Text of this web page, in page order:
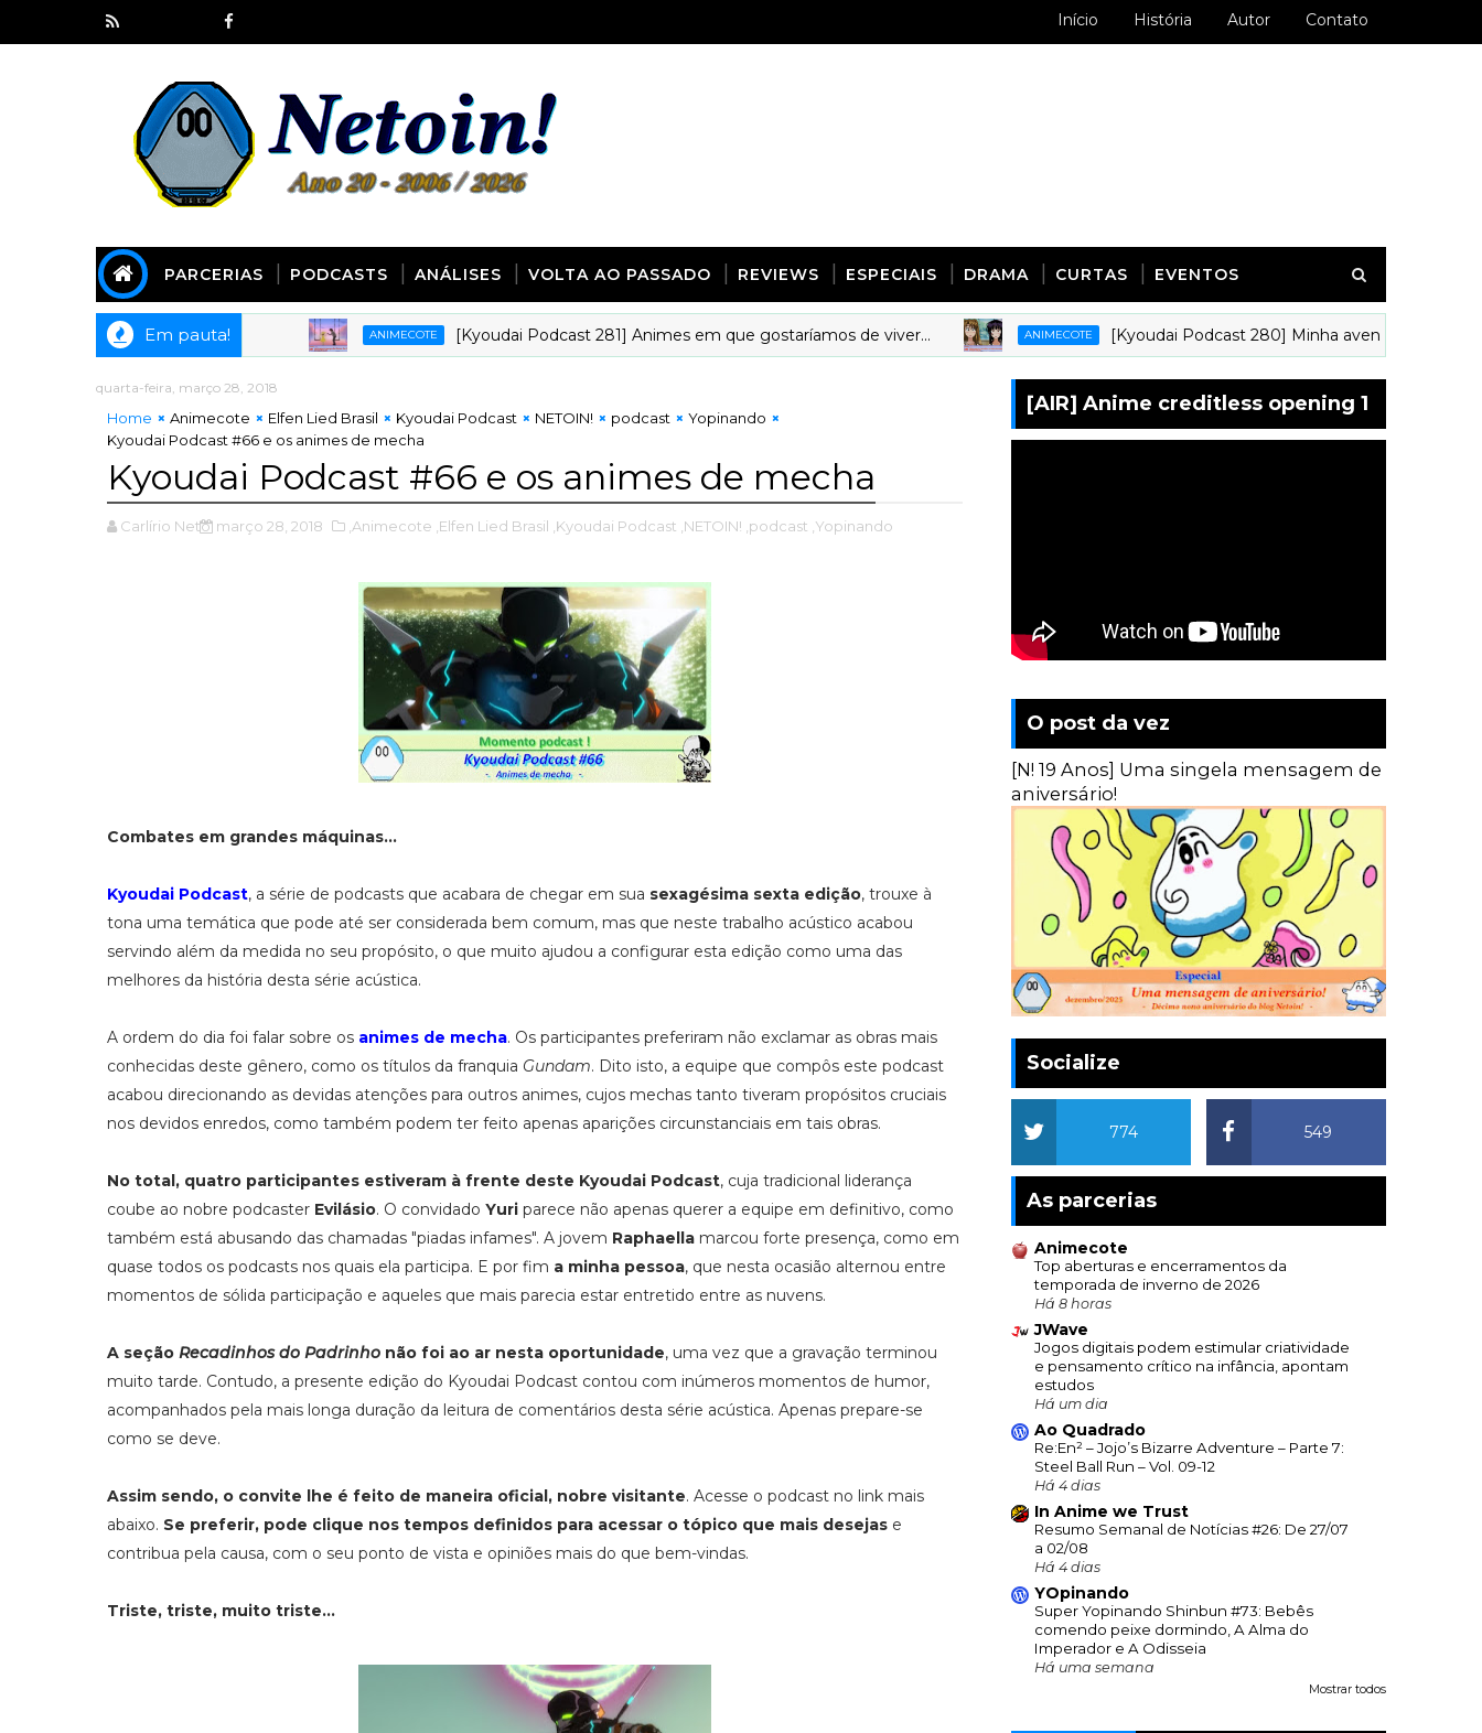
Início História Autor Contato
PARCERIAS PODCASTS ANÁLISES VOLTA AO PASSADO REVIEWS ESPECIAIS DRAMA CURTAS EVENTOS
Em pauta! ANIMECOTE [Kyoudai Podcast 281] Animes em que gostaríamos de viver... ANIMECOTE [Kyoudai Podcast 280] Minha aventura animística na
quarta-feira, março 28, 2018
Home Animecote Elfen Lied Brasil Kyoudai Podcast NETOIN! podcast
Yopinando
Kyoudai Podcast #66 e os animes de mecha
Kyoudai Podcast #66 e os animes de mecha
Carlírio Neto março 28, 2018 ,Animecote ,Elfen Lied Brasil ,Kyoudai Podcast ,NETOIN! ,podcast ,Yopinando
Combates em grandes máquinas...
Kyoudai Podcast, a série de podcasts que acabara de chegar em sua sexagésima sexta edição, trouxe à
tona uma temática que pode até ser considerada bem comum, mas que neste trabalho acústico acabou
servindo além da medida no seu propósito, o que muito ajudou a configurar esta edição como uma das
melhores da história desta série acústica.
A ordem do dia foi falar sobre os animes de mecha. Os participantes preferiram não exclamar as obras mais
conhecidas deste gênero, como os títulos da franquia Gundam. Dito isto, a equipe que compôs este podcast
acabou direcionando as devidas atenções para outros animes, cujos mechas tanto tiveram propósitos cruciais
nos devidos enredos, como também podem ter feito apenas aparições circunstanciais em tais obras.
No total, quatro participantes estiveram à frente deste Kyoudai Podcast, cuja tradicional liderança
coube ao nobre podcaster Evilásio. O convidado Yuri parece não apenas querer a equipe em definitivo, como
também está abusando das chamadas "piadas infames". A jovem Raphaella marcou forte presença, como em
quase todos os podcasts nos quais ela participa. E por fim a minha pessoa, que nesta ocasião alternou entre
momentos de sólida participação e aqueles que mais parecia estar entretido entre as nuvens.
A seção Recadinhos do Padrinho não foi ao ar nesta oportunidade, uma vez que a gravação terminou
muito tarde. Contudo, a presente edição do Kyoudai Podcast contou com inúmeros momentos de humor,
acompanhados pela mais longa duração da leitura de comentários desta série acústica. Apenas prepare-se
como se deve.
Assim sendo, o convite lhe é feito de maneira oficial, nobre visitante. Acesse o podcast no link mais
abaixo. Se preferir, pode clique nos tempos definidos para acessar o tópico que mais desejas e
contribua pela causa, com o seu ponto de vista e opiniões mais do que bem-vindas.
Triste, triste, muito triste...
[AIR] Anime creditless opening 1
O post da vez
[N! 19 Anos] Uma singela mensagem de
aniversário!
Socialize
549
774
As parcerias
Animecote
Top aberturas e encerramentos da
temporada de inverno de 2026
Há 8 horas
JWave
Jogos digitais podem estimular criatividade
e pensamento crítico na infância, apontam
estudos
Há um dia
Ao Quadrado
Re:En² – Jojo’s Bizarre Adventure – Parte 7:
Steel Ball Run – Vol. 09-12
Há 4 dias
In Anime we Trust
Resumo Semanal de Notícias #26: De 27/07
a 02/08
Há 4 dias
YOpinando
Super Yopinando Shinbun #73: Bebês
comendo peixe dormindo, A Alma do
Imperador e A Odisseia
Há uma semana
Mostrar todos